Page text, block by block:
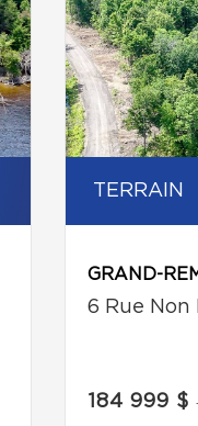
TERRAIN
GRAND-
6 Rue
184 999 $